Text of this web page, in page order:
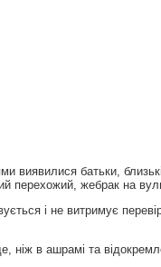
батьки,
перехожий, жебрак на
і не витримує
ніж в ашрамі та